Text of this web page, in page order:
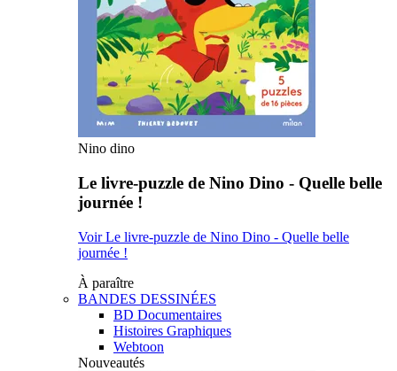
Nino dino
Le livre-puzzle de Nino Dino - Quelle belle
journée !
Voir Le livre-puzzle de Nino Dino - Quelle belle
journée !
À paraître
BANDES DESSINÉES
BD Documentaires
Histoires Graphiques
Webtoon
Nouveautés